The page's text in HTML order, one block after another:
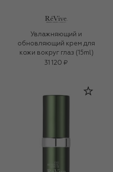
Увлажняющий и
обновляющий крем для
кожи вокруг глаз (15ml)
31 120 ₽